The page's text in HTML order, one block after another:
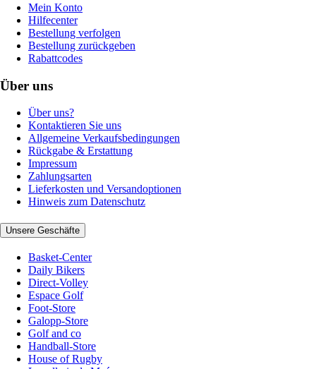
Mein Konto
Hilfecenter
Bestellung verfolgen
Bestellung zurückgeben
Rabattcodes
Über uns
Über uns?
Kontaktieren Sie uns
Allgemeine Verkaufsbedingungen
Rückgabe & Erstattung
Impressum
Zahlungsarten
Lieferkosten und Versandoptionen
Hinweis zum Datenschutz
Unsere Geschäfte
Basket-Center
Daily Bikers
Direct-Volley
Espace Golf
Foot-Store
Galopp-Store
Golf and co
Handball-Store
House of Rugby